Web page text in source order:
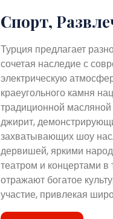
Спорт,
Турция предлагает
сочетая наследие с
электрическую
краеугольного камня
традиционной
джирит,
захватывающих шоу
дервишей, яркими
театром и концертами в
отражают богатое
участие, привлекая